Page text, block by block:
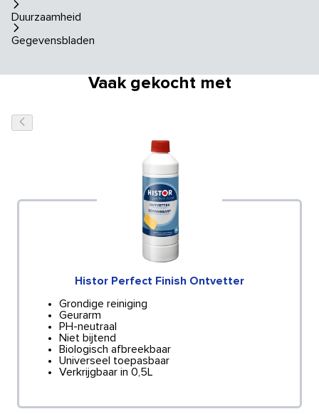
Duurzaamheid
Gegevensbladen
Vaak gekocht met
Histor Perfect Finish Ontvetter
Grondige reiniging
Geurarm
PH-neutraal
Niet bijtend
Biologisch afbreekbaar
Universeel toepasbaar
Verkrijgbaar in 0,5L